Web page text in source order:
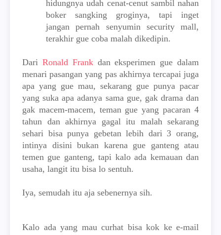
hidungnya udah cenat-cenut sambil nahan
boker sangking groginya, tapi inget
jangan pernah senyumin security mall,
terakhir gue coba malah dikedipin.
Dari Ronald Frankdan eksperimen gue dalam
menari pasangan yang pas akhirnya tercapai juga
apa yang gue mau, sekarang gue punya pacar
yang suka apa adanya sama gue, gak drama dan
gak macem-macem, teman gue yang pacaran 4
tahun dan akhirnya gagal itu malah sekarang
sehari bisa punya gebetan lebih dari 3 orang,
intinya disini bukan karena gue ganteng atau
temen gue ganteng, tapi kalo ada kemauan dan
usaha, langit itu bisa lo sentuh.
Iya, semudah itu aja sebenernya sih.
Kalo ada yang mau curhat bisa kok ke e-mail